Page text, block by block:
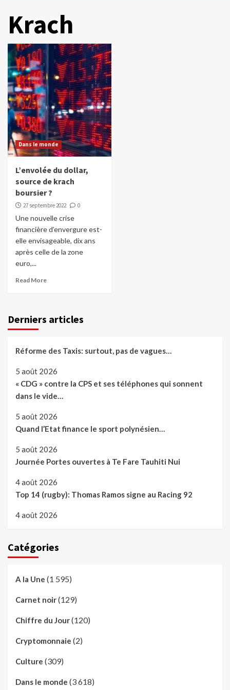
Krach
Dans le monde
L’envolée du dollar,
source de krach
boursier ?
27 septembre 2022 0
Une nouvelle crise
financière d’envergure est-
elle envisageable, dix ans
après celle de la zone
euro,...
Read More
Derniers articles
Réforme des Taxis: surtout, pas de vagues…
5 août 2026
« CDG » contre la CPS et ses téléphones qui sonnent
dans le vide…
5 août 2026
Quand l’Etat finance le sport polynésien…
5 août 2026
Journée Portes ouvertes à Te Fare Tauhiti Nui
4 août 2026
Top 14 (rugby): Thomas Ramos signe au Racing 92
4 août 2026
Catégories
A la Une (1 595)
Carnet noir(129)
Chiffre du Jour(120)
Cryptomonnaie (2)
Culture (309)
Dans le monde (3 618)